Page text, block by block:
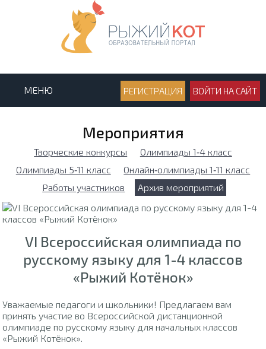
МЕНЮ РЕГИСТРАЦИЯ ВОЙТИ НА САЙТ
Мероприятия
Творческие конкурсы
Олимпиады 1‑4 класс
Олимпиады 5‑11 класс
Онлайн‑олимпиады 1‑11 класс
Работы участников
Архив мероприятий
VI Всероссийская олимпиада по
русскому языку для 1-4 классов
«Рыжий Котёнок»
Уважаемые педагоги и школьники! Предлагаем вам
принять участие во Всероссийской дистанционной
олимпиаде по русскому языку для начальных классов
«Рыжий Котёнок».